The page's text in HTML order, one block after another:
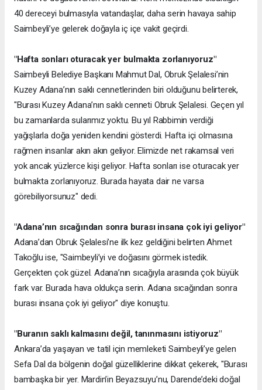
40 dereceyi bulmasıyla vatandaşlar, daha serin havaya sahip
Saimbeyli’ye gelerek doğayla iç içe vakit geçirdi.
"Hafta sonları oturacak yer bulmakta zorlanıyoruz"
Saimbeyli Belediye Başkanı Mahmut Dal, Obruk Şelalesi’nin
Kuzey Adana’nın saklı cennetlerinden biri olduğunu belirterek,
"Burası Kuzey Adana’nın saklı cenneti Obruk Şelalesi. Geçen yıl
bu zamanlarda sularımız yoktu. Bu yıl Rabbimin verdiği
yağışlarla doğa yeniden kendini gösterdi. Hafta içi olmasına
rağmen insanlar akın akın geliyor. Elimizde net rakamsal veri
yok ancak yüzlerce kişi geliyor. Hafta sonları ise oturacak yer
bulmakta zorlanıyoruz. Burada hayata dair ne varsa
görebiliyorsunuz" dedi.
"Adana’nın sıcağından sonra burası insana çok iyi geliyor"
Adana’dan Obruk Şelalesi’ne ilk kez geldiğini belirten Ahmet
Takoğlu ise, "Saimbeyli’yi ve doğasını görmek istedik.
Gerçekten çok güzel. Adana’nın sıcağıyla arasında çok büyük
fark var. Burada hava oldukça serin. Adana sıcağından sonra
burası insana çok iyi geliyor" diye konuştu.
"Buranın saklı kalmasını değil, tanınmasını istiyoruz"
Ankara’da yaşayan ve tatil için memleketi Saimbeyli’ye gelen
Sefa Dal da bölgenin doğal güzelliklerine dikkat çekerek, "Burası
bambaşka bir yer. Mardin’in Beyazsuyu’nu, Darende’deki doğal